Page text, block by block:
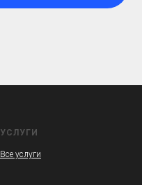
УСЛУГИ
Все услуги